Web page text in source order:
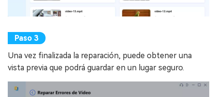
Una vez finalizada la reparación, puede obtener una
vista previa que podrá guardar en un lugar seguro.